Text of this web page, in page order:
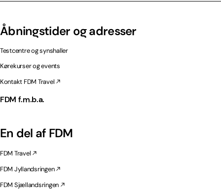
Åbningstider og adresser
Testcentre og synshaller
Kørekurser og events
Kontakt FDM Travel
FDM f.m.b.a.
En del af FDM
FDM Travel
FDM Jyllandsringen
FDM Sjællandsringen